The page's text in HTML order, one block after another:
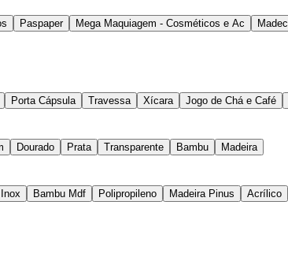
Paspaper Mega Maquiagem - Cosméticos e Ac
Porta Cápsula Travessa Xícara Jogo de Chá e Café
Dourado Prata Transparente Bambu Madeira
Bambu Mdf Polipropileno Madeira Pinus Acrílico